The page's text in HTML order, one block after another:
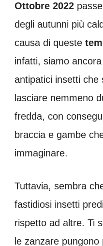
Ottobre 2022
degli autunni più
causa di queste
infatti, siamo
antipatici insetti che
lasciare nemmeno
fredda, con
braccia e gambe
immaginare.
Tuttavia, sembra
fastidiosi insetti
rispetto ad altre. Ti
le zanzare